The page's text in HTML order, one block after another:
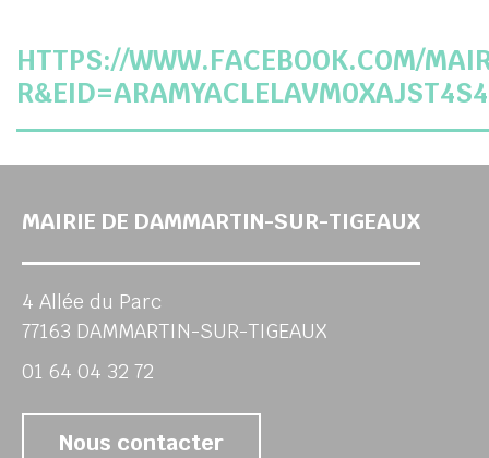
HTTPS://WWW.FACEBOOK.COM/
MAIRIE DE DAMMARTIN-SUR-TIGEAUX
4 Allée du Parc
77163 DAMMARTIN-SUR-TIGEAUX
01 64 04 32 72
Nous contacter